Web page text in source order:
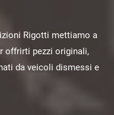
Rigotti mettiamo a
offrirti pezzi originali,
da veicoli dismessi e